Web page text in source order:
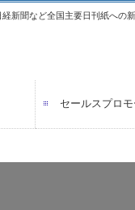
新聞など全国主要日刊紙への
セールスプロ